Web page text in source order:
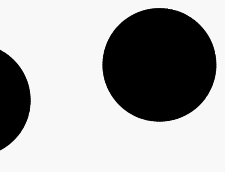
Obras na Serra da Esperança seguem nesta quarta
(5) e quinta-feira (6) sem interdições; Pare e Siga
Seguem abertas as inscrições para o curso gratuito
de Impressão 3D da Secretaria de Inovação, em
Guarapuava